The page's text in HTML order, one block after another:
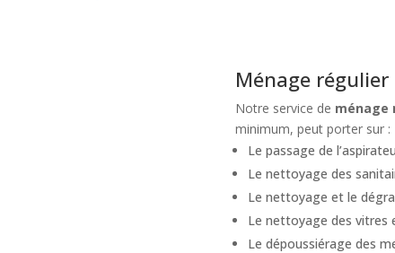
Ménage régulier
Notre service de ménage
minimum, peut porter sur :
Le passage de
Le nettoyage des
Le nettoyage et le
Le nettoyage des vitres
Le dépoussiérage des